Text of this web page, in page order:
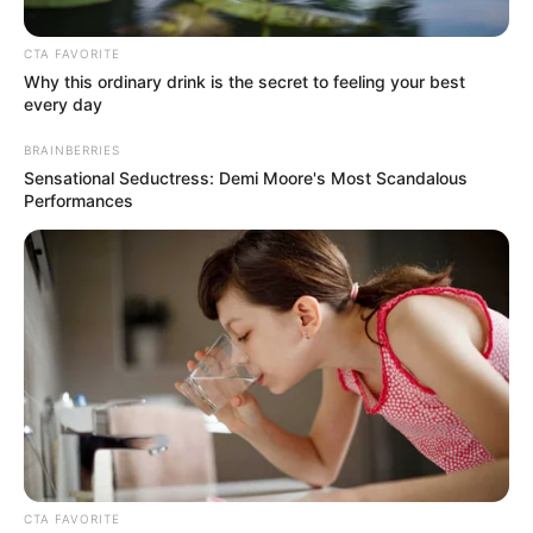
Eliana López
Mujer denuncia falta de entrega de medicamentos para
su hija en condición de discapacidad
Por:Angi Dahiana Lucumi Ipia
Junio 1, 2026
CTA FAVORITE
Why this ordinary drink is the secret to feeling your best
every day
BRAINBERRIES
Sensational Seductress: Demi Moore's Most Scandalous
Performances
CTA FAVORITE